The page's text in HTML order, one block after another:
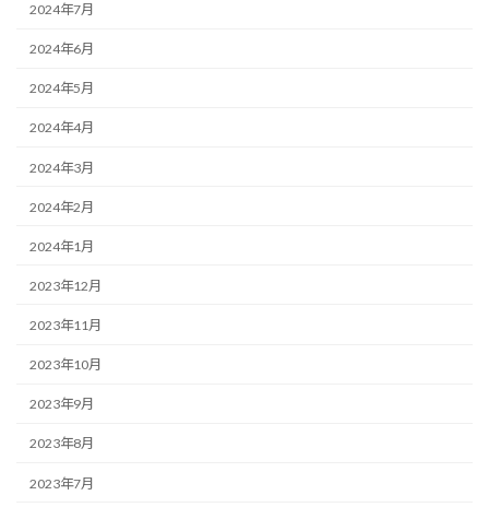
2024年7月
2024年6月
2024年5月
2024年4月
2024年3月
2024年2月
2024年1月
2023年12月
2023年11月
2023年10月
2023年9月
2023年8月
2023年7月